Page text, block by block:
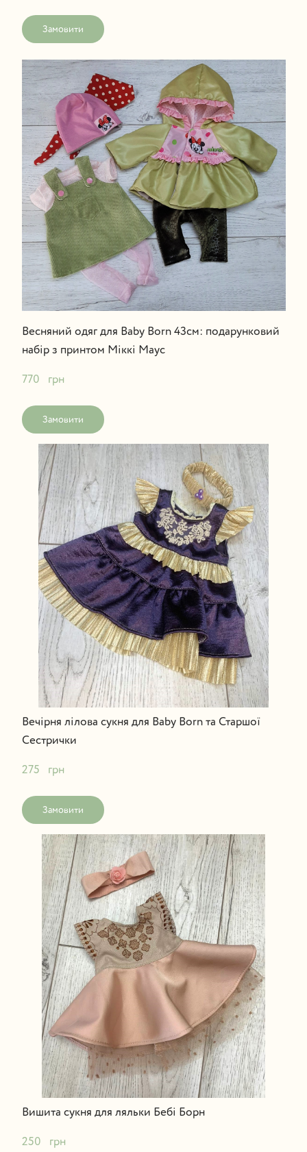
Замовити
Весняний одяг для Baby Born 43см: подарунковий
набір з принтом Міккі Маус
770   грн
Замовити
Вечірня лілова сукня для Baby Born та Старшої
Сестрички
275   грн
Замовити
Вишита сукня для ляльки Бебі Борн
250   грн